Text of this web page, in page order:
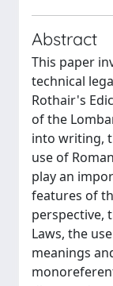
Abstract
This paper
technical
Rothair's
of the
into writing,
use of
play an
features of
perspective,
Laws, the
meanings